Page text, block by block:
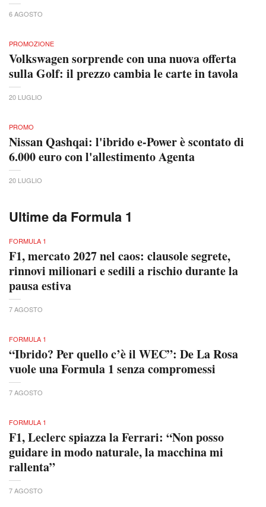
6 AGOSTO
PROMOZIONE
Volkswagen sorprende con una nuova offerta
sulla Golf: il prezzo cambia le carte in tavola
20 LUGLIO
PROMO
Nissan Qashqai: l'ibrido e-Power è scontato di
6.000 euro con l'allestimento Agenta
20 LUGLIO
Ultime da Formula 1
FORMULA 1
F1, mercato 2027 nel caos: clausole segrete,
rinnovi milionari e sedili a rischio durante la
pausa estiva
7 AGOSTO
FORMULA 1
“Ibrido? Per quello c’è il WEC”: De La Rosa
vuole una Formula 1 senza compromessi
7 AGOSTO
FORMULA 1
F1, Leclerc spiazza la Ferrari: “Non posso
guidare in modo naturale, la macchina mi
rallenta”
7 AGOSTO